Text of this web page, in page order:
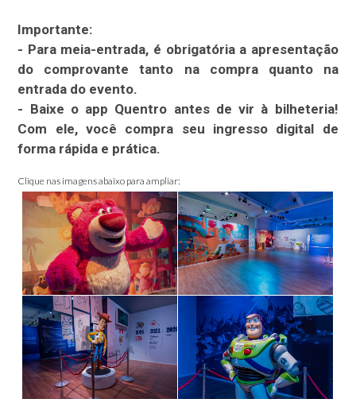
Importante:
- Para meia-entrada, é obrigatória a apresentação
do comprovante tanto na compra quanto na
entrada do evento.
- Baixe o app Quentro antes de vir à bilheteria!
Com ele, você compra seu ingresso digital de
forma rápida e prática.
Clique nas imagens abaixo para ampliar: